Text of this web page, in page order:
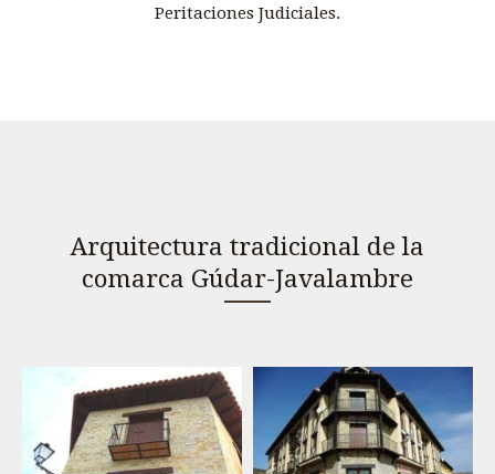
Peritaciones Judiciales.
Arquitectura tradicional de la
comarca Gúdar-Javalambre